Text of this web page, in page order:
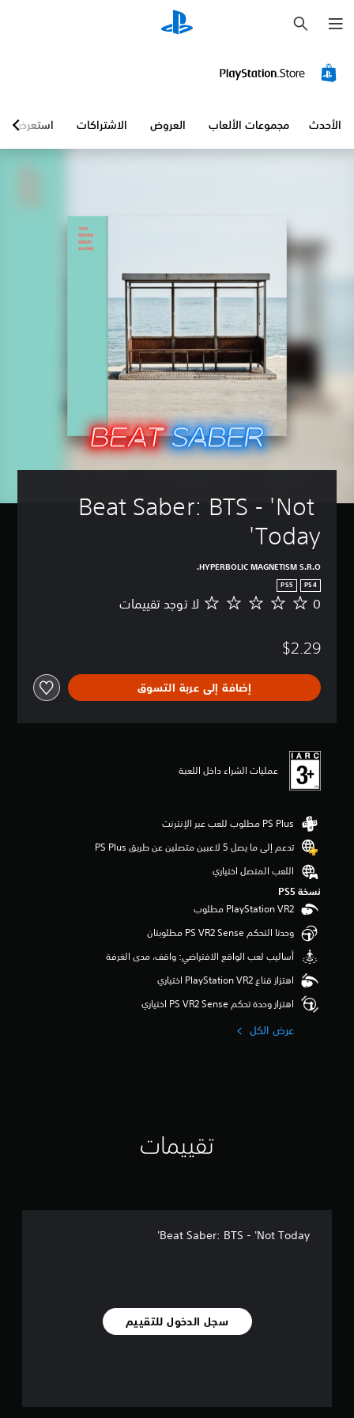
ح
ث
الأحدث مجموعات الألعاب العروض الاشتراكات استعرض
Beat Saber: BTS - 'Not
Today'
HYPERBOLIC MAGNETISM S.R.O.
PS4
PS5
ل
و
د
ت
ا
ت
0 لا توجد تقييمات
$2.29
إضافة إلى عربة التسوق
عمليات الشراء داخل اللعبة
تدعم إلى ما يصل 5 لاعبين متصلين عن طريق PS Plus‏
اللعب المتصل اختياري
نسخة PS5‏
وحدتا التحكم PS VR2 Sense مطلوبتان
أساليب لعب الواقع الافتراضي: واقف، مدى الغرفة
اهتزاز قناع PlayStation VR2 اختياري
اهتزاز وحدة تحكم PS VR2 Sense اختياري
عرض الكل
تقييمات
Beat Saber: BTS - 'Not Today'
سجل الدخول للتقييم